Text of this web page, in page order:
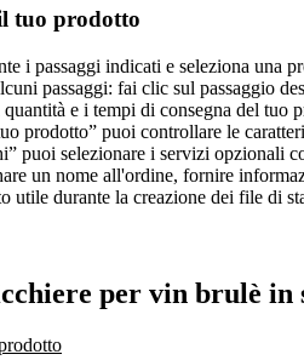
tuo prodotto
i passaggi indicati e seleziona una
passaggi: fai clic sul passaggio
e i tempi di consegna del
prodotto” puoi controllare le
puoi selezionare i servizi opzionali
un nome all'ordine, fornire
utile durante la creazione dei file di
per vin brulè in